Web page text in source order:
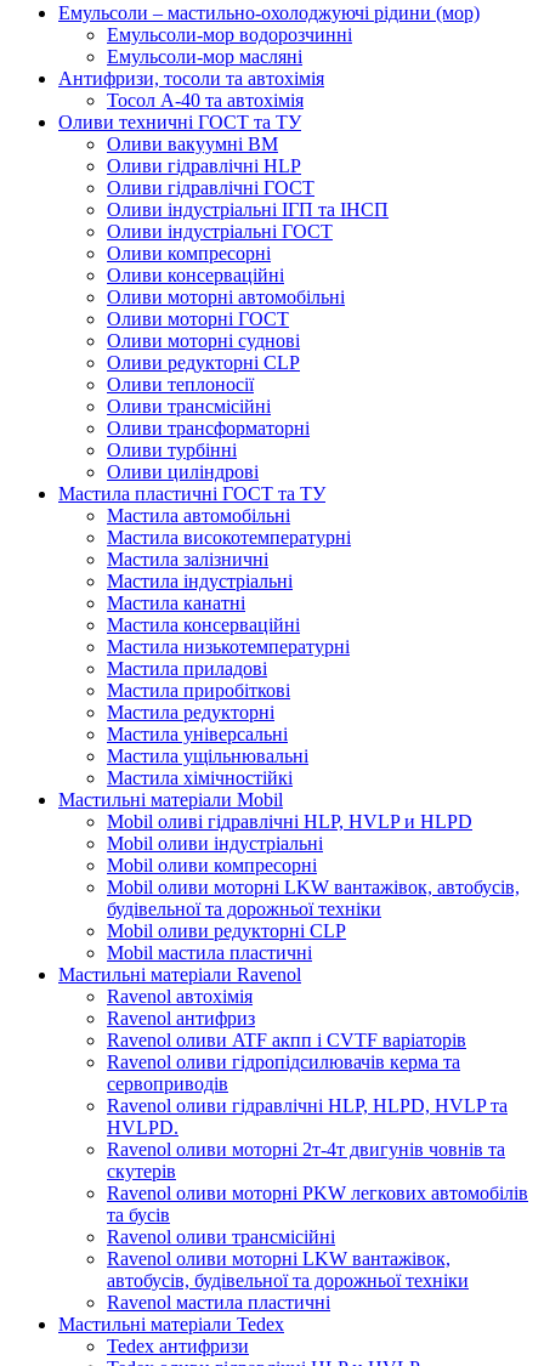
Емульсоли – мастильно-охолоджуючі рідини (мор)
Емульсоли-мор водорозчинні
Емульсоли-мор масляні
Антифризи, тосоли та автохімія
Тосол А-40 та автохімія
Оливи техничні ГОСТ та ТУ
Оливи вакуумні ВМ
Оливи гідравлічні HLP
Оливи гідравлічні ГОСТ
Оливи індустріальні ІГП та ІНСП
Оливи індустріальні ГОСТ
Оливи компресорні
Оливи консерваційні
Оливи моторні автомобільні
Оливи моторні ГОСТ
Оливи моторні суднові
Оливи редукторні CLP
Оливи теплоносії
Оливи трансмісійні
Оливи трансформаторні
Оливи турбінні
Оливи циліндрові
Мастила пластичні ГОСТ та ТУ
Мастила автомобільні
Мастила високотемпературні
Мастила залізничні
Мастила індустріальні
Мастила канатні
Мастила консерваційні
Мастила низькотемпературні
Мастила приладові
Мастила приробіткові
Мастила редукторні
Мастила універсальні
Мастила ущільнювальні
Мастила хімічностійкі
Мастильні матеріали Mobil
Mobil оливі гідравлічні HLP, HVLP и HLPD
Mobil оливи індустріальні
Mobil оливи компресорні
Mobil оливи моторні LKW вантажівок, автобусів,
будівельної та дорожньої техніки
Mobil оливи редукторні CLP
Mobil мастила пластичні
Мастильні матеріали Ravenol
Ravenol автохімія
Ravenol антифриз
Ravenol оливи ATF акпп і CVTF варіаторів
Ravenol оливи гідропідсилювачів керма та
сервоприводів
Ravenol оливи гідравлічні HLP, HLPD, HVLP та
HVLPD.
Ravenol оливи моторні 2т-4т двигунів човнів та
скутерів
Ravenol оливи моторні PKW легкових автомобілів
та бусів
Ravenol оливи трансмісійні
Ravenol оливи моторні LKW вантажівок,
автобусів, будівельної та дорожньої техніки
Ravenol мастила пластичні
Мастильні матеріали Tedex
Tedex антифризи